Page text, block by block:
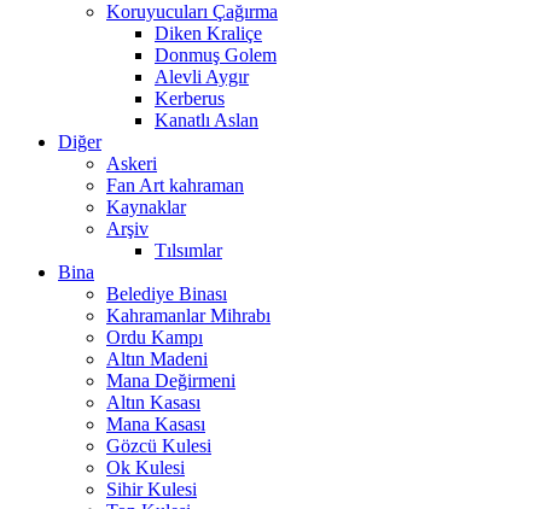
Koruyucuları Çağırma
Diken Kraliçe
Donmuş Golem
Alevli Aygır
Kerberus
Kanatlı Aslan
Diğer
Askeri
Fan Art kahraman
Kaynaklar
Arşiv
Tılsımlar
Bina
Belediye Binası
Kahramanlar Mihrabı
Ordu Kampı
Altın Madeni
Mana Değirmeni
Altın Kasası
Mana Kasası
Gözcü Kulesi
Ok Kulesi
Sihir Kulesi